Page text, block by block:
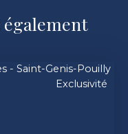
également
Exclusivité